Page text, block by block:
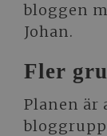
bloggen
Johan.
Fler
Planen är